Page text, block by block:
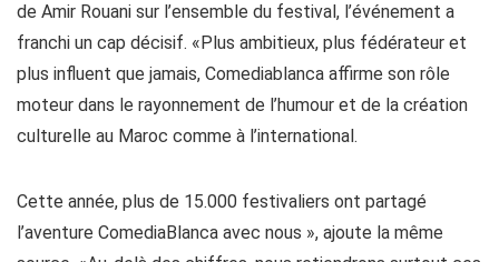
de Amir Rouani sur l’ensemble du festival, l’événement a
franchi un cap décisif. «Plus ambitieux, plus fédérateur et
plus influent que jamais, Comediablanca affirme son rôle
moteur dans le rayonnement de l’humour et de la création
culturelle au Maroc comme à l’international.
Cette année, plus de 15.000 festivaliers ont partagé
l’aventure ComediaBlanca avec nous », ajoute la même